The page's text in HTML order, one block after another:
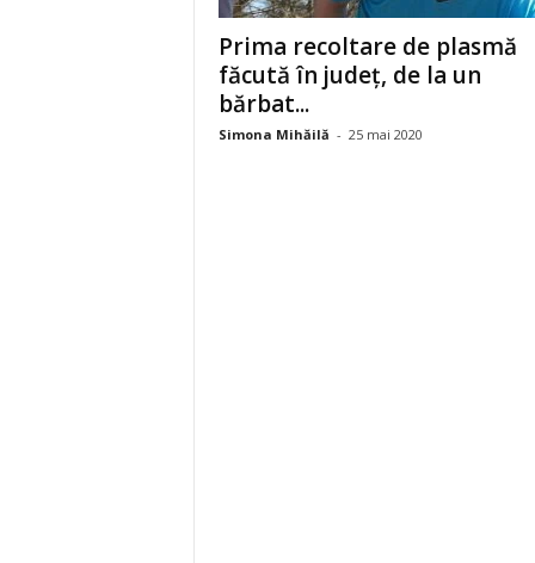
Prima recoltare de plasmă
făcută în județ, de la un
bărbat...
Simona Mihăilă - 25 mai 2020